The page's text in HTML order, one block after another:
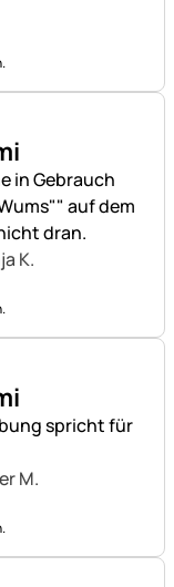
in Gebrauch
auf dem
dran.
K.
spricht für
M.